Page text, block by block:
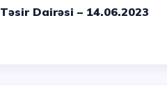
Təsir Dairəsi – 14.06.2023